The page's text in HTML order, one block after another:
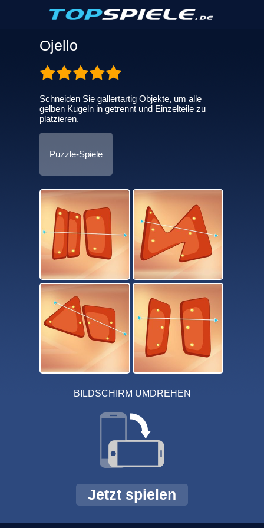
Ojello
Schneiden Sie gallertartig Objekte, um alle
gelben Kugeln in getrennt und Einzelteile zu
platzieren.
Puzzle-Spiele
BILDSCHIRM UMDREHEN
Jetzt spielen